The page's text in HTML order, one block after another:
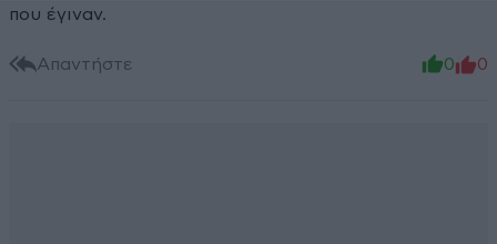
που έγιναν.
Απαντήστε 0 0